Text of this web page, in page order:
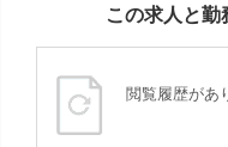
この求人と勤
閲覧履歴があ